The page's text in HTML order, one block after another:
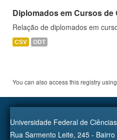
Diplomados em Cursos de
Relação de diplomados em
CSV ODT
You can also access this registry
Universidade Federal de
Rua Sarmento Leite, 245 -